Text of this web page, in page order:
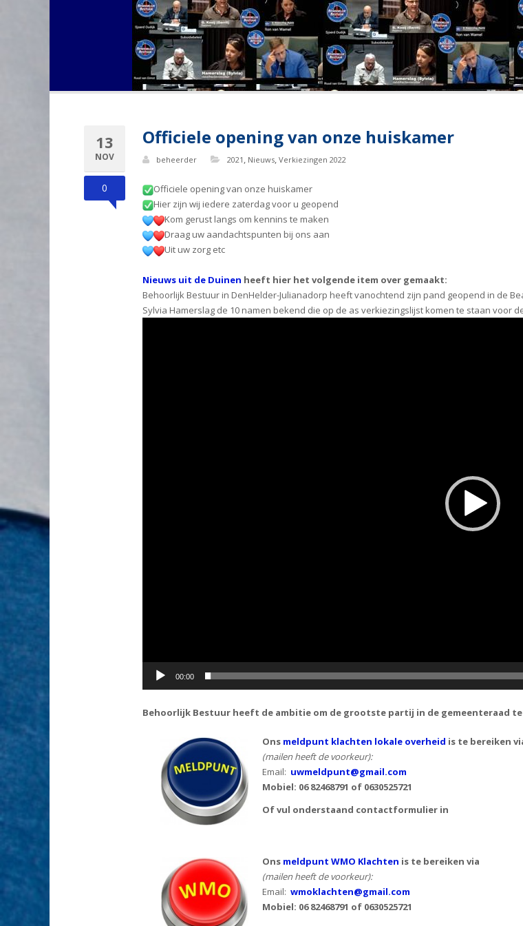
13
NOV
0
Officiele opening van onze huiskamer
beheerder 2021 , Nieuws, Verkiezingen 2022
Officiele opening van onze huiskamer
Hier zijn wij iedere zaterdag voor u geopend
Kom gerust langs om kennins te maken
Draag uw aandachtspunten bij ons aan
Uit uw zorg etc
Nieuws uit de Duinen heeft hier het volgende item over gemaakt:
Behoorlijk Bestuur in DenHelder-Julianadorp heeft vanochtend zijn pand geopend in de
Sylvia Hamerslag de 10 namen bekend die op de as verkiezingslijst komen te staan voor
00:00
Behoorlijk Bestuur heeft de ambitie om de grootste partij in de gemeenteraad
Ons meldpunt klachten lokale overheid is te bereiken
(mailen heeft de voorkeur):
Email: uwmeldpunt@gmail.com
Mobiel: 06 82468791 of 0630525721
Of vul onderstaand contactformulier in
Ons meldpunt WMO Klachten is te bereiken via
(mailen heeft de voorkeur):
Email: wmoklachten@gmail.com
Mobiel: 06 82468791 of 0630525721